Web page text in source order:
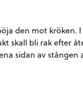
den mot kröken.
skall bli rak efter
sidan av stången